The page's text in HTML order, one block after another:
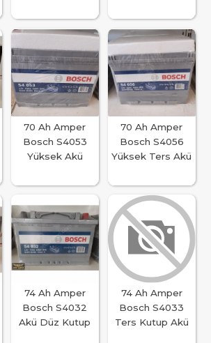
70 Ah Amper
Bosch S4053
Yüksek Akü
70 Ah Amper
Bosch S4056
Yüksek Ters Akü
74 Ah Amper
Bosch S4032
Akü Düz Kutup
74 Ah Amper
Bosch S4033
Ters Kutup Akü